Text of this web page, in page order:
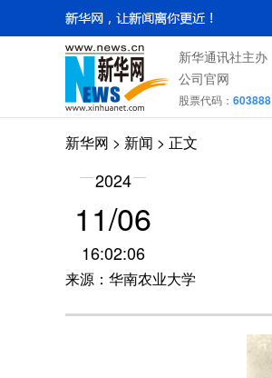
新华通讯社主办
公司官网
股票代码： 603888
新华网 > 新闻 > 正文
2024
11/06
16:02:06
来源：华南农业大学